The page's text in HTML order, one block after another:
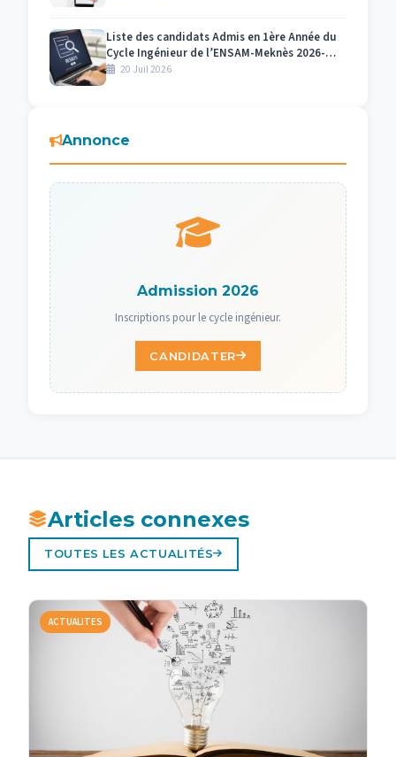
Liste des candidats Admis en 1ère Année du
Cycle Ingénieur de l’ENSAM-Meknès 2026-
202720 Juil 2026
Annonce
Admission 2026
Inscriptions pour le cycle ingénieur.
CANDIDATER
Articles connexes
TOUTES LES ACTUALITÉS
ACTUALITES